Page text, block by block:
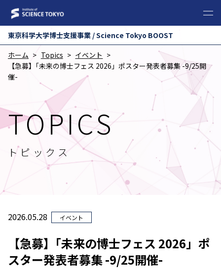
東京科学⼤学博⼠⽀援事業 / Science Tokyo BOOST
ホーム
Topics
イベント
【急募】｢未来の博士フェス 2026」ポスター発表者募集 -9/25開
催-
TOPICS
トピックス
2026.05.28 イベント
【急募】｢未来の博士フェス 2026」ポ
スター発表者募集 -9/25開催-